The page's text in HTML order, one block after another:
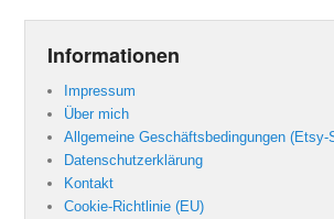
Informationen
Impressum
Über mich
Allgemeine Geschäftsbedingungen (Etsy-
Datenschutzerklärung
Kontakt
Cookie-Richtlinie (EU)